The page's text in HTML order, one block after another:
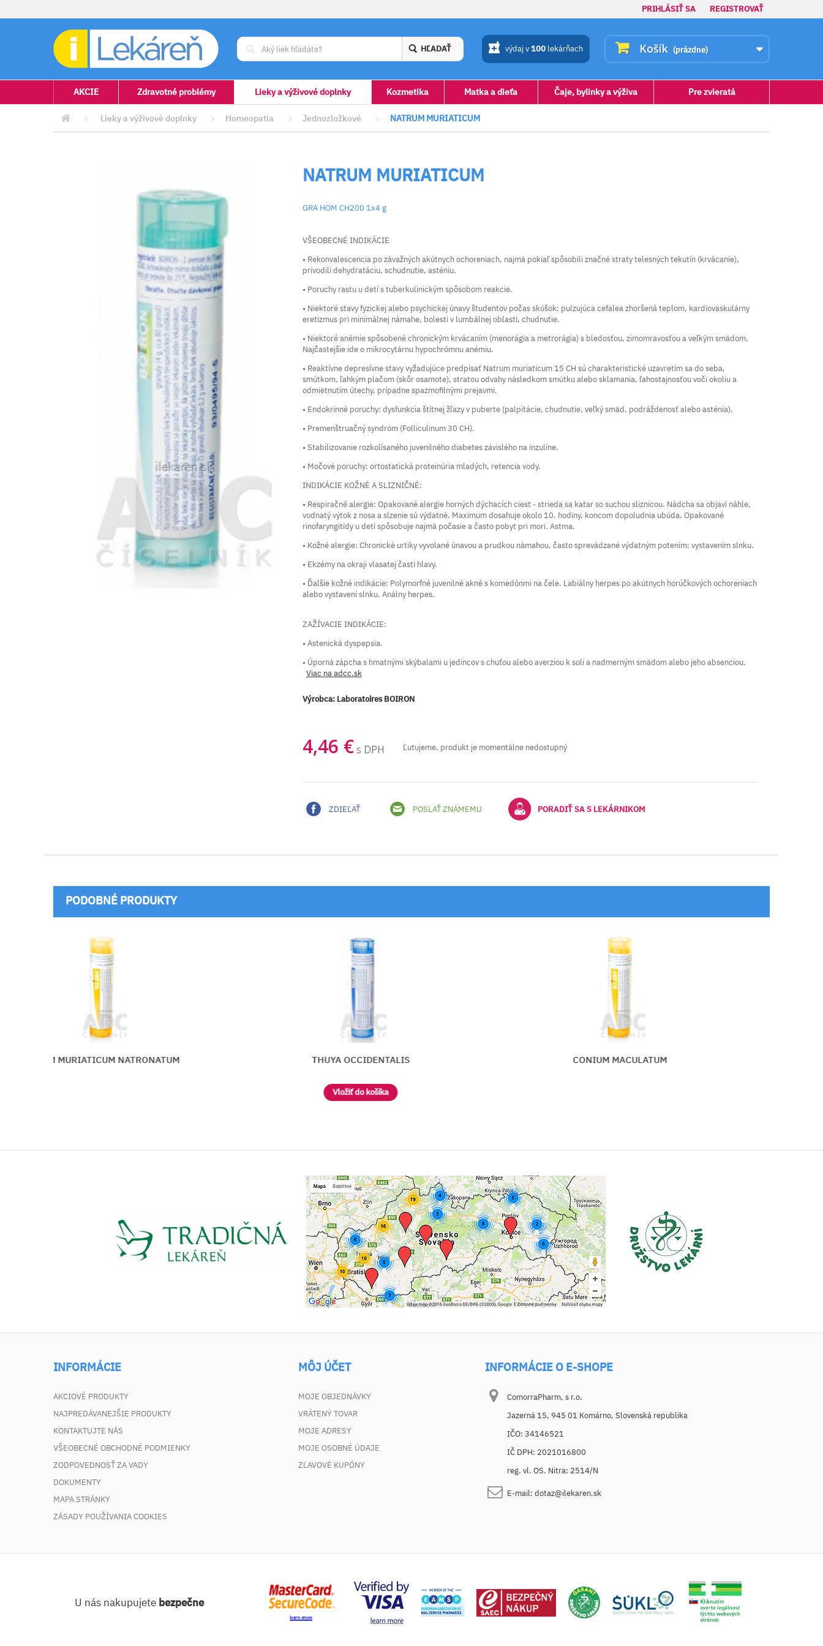
PRIHLÁSIŤ SA REGISTROVAŤ
Košík (prázdne)
HĽADAŤ výdaj v100 lekárňach
AKCIE Zdravotné problémy Lieky a výživové doplnky Kozmetika Matka a dieťa Čaje, bylinky a výživa Pre zvieratá
> Lieky a výživové doplnky > Homeopatia > Jednozložkové > NATRUM MURIATICUM
NATRUM MURIATICUM
GRA HOM CH200 1x4 g
VŠEOBECNÉ INDIKÁCIE
• Rekonvalescencia po závažných akútnych ochoreniach, najmä pokiaľ spôsobili značné straty telesných tekutín (krvácanie),
privodili dehydratáciu, schudnutie, asténiu.
• Poruchy rastu u detí s tuberkulinickým spôsobom reakcie.
• Niektoré stavy fyzickej alebo psychickej únavy študentov počas skúšok: pulzujúca cefalea zhoršená teplom, kardiovaskulárny
eretizmus pri minimálnej námahe, bolesti v lumbálnej oblasti, chudnutie.
• Niektoré anémie spôsobené chronickým krvácaním (menorágia a metrorágia) s bledosťou, zimomravosťou a veľkým smädom.
Najčastejšie ide o mikrocytárnu hypochrómnu anémiu.
• Reaktívne depresívne stavy vyžadujúce predpísať Natrum muriaticum 15 CH sú charakteristické uzavretím sa do seba,
smútkom, ľahkým plačom (skôr osamote), stratou odvahy následkom smútku alebo sklamania, ľahostajnosťou voči okoliu a
odmietnutím útechy, prípadne spazmofilnými prejavmi.
• Endokrinné poruchy: dysfunkcia štítnej žľazy v puberte (palpitácie, chudnutie, veľký smäd, podráždenosť alebo asténia).
• Premenštruačný syndróm (Folliculinum 30 CH).
• Stabilizovanie rozkolísaného juvenilného diabetes závislého na inzulíne.
• Močové poruchy: ortostatická proteinúria mladých, retencia vody.
INDIKÁCIE KOŽNÉ A SLIZNIČNÉ:
• Respiračné alergie: Opakované alergie horných dýchacích ciest - strieda sa katar so suchou sliznicou. Nádcha sa objaví náhle,
vodnatý výtok z nosa a slzenie sú výdatné. Maximum dosahuje okolo 10. hodiny, koncom dopoludnia ubúda. Opakované
rinofaryngitídy u detí spôsobuje najmä počasie a často pobyt pri mori. Astma.
• Kožné alergie: Chronické urtiky vyvolané únavou a prudkou námahou, často sprevádzané výdatným potením; vystavením slnku.
• Ekzémy na okraji vlasatej časti hlavy.
• Ďalšie kožné indikácie: Polymorfné juvenilné akné s komedónmi na čele. Labiálny herpes po akútnych horúčkových ochoreniach
alebo vystavení slnku. Análny herpes.
ZAŽÍVACIE INDIKÁCIE:
• Astenická dyspepsia.
• Úporná zápcha s hmatnými skýbalami u jedincov s chuťou alebo averziou k soli a nadmerným smädom alebo jeho absenciou.
Viac na adcc.sk
Výrobca: Laboratoires BOIRON
4,46 € s DPH Ľutujeme, produkt je momentálne nedostupný
ZDIEĽAŤ POSLAŤ ZNÁMEMU PORADIŤ SA S LEKÁRNIKOM
PODOBNÉ PRODUKTY
INFORMÁCIE
AKCIOVÉ PRODUKTY
NAJPREDÁVANEJŠIE PRODUKTY
KONTAKTUJTE NÁS
VŠEOBECNÉ OBCHODNÉ PODMIENKY
ZODPOVEDNOSŤ ZA VADY
DOKUMENTY
MAPA STRÁNKY
ZÁSADY POUŽÍVANIA COOKIES
MÔJ ÚČET
MOJE OBJEDNÁVKY
VRÁTENÝ TOVAR
MOJE ADRESY
MOJE OSOBNÉ ÚDAJE
ZĽAVOVÉ KUPÓNY
INFORMÁCIE O E-SHOPE
ComorraPharm, s r.o.
Jazerná 15, 945 01 Komárno, Slovenská republika
IČO: 34146521
IČ DPH: 2021016800
reg. vl. OS. Nitra: 2514/N
E-mail: dotaz@ilekaren.sk
U nás nakupujete bezpečne